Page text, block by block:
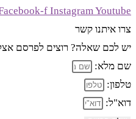
f InstagramYoutube
צרו איתנו קשר
יש לכם שאלה? רוצים לפרסם
שם מלא:
טלפון:
דוא"ל: